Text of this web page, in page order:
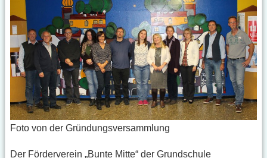
Foto von der Gründungsversammlung
Der Förderverein „Bunte Mitte“ der Grundschule